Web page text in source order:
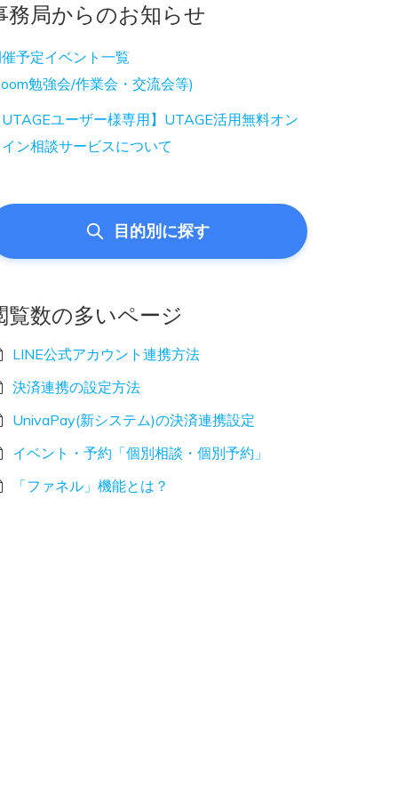
務局からのお知らせ
予定イベント一覧
勉強会/作業会・交流会等)
ユーザー様専用】UTAGE活用無料オン
ン相談サービスについて
目的別に探す
覧数の多いページ
LINE公式アカウント連携方法
決済連携の設定方法
UnivaPay(新システム)の決済連携設定
イベント・予約「個別相談・個別予約」
「ファネル」機能とは？